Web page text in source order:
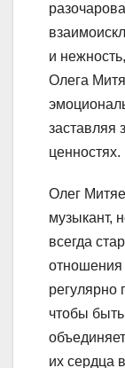
и
Олега
заставляя
ценностях.
Олег
музыкант,
всегда
отношения
регулярно
чтобы
их сердца